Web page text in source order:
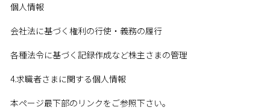
個人情報
会社法に基づく権利の行使・義務の履行
各種法令に基づく記録作成など株主さまの管理
4.求職者さまに関する個人情報
本ページ最下部のリンクをご参照下さい。